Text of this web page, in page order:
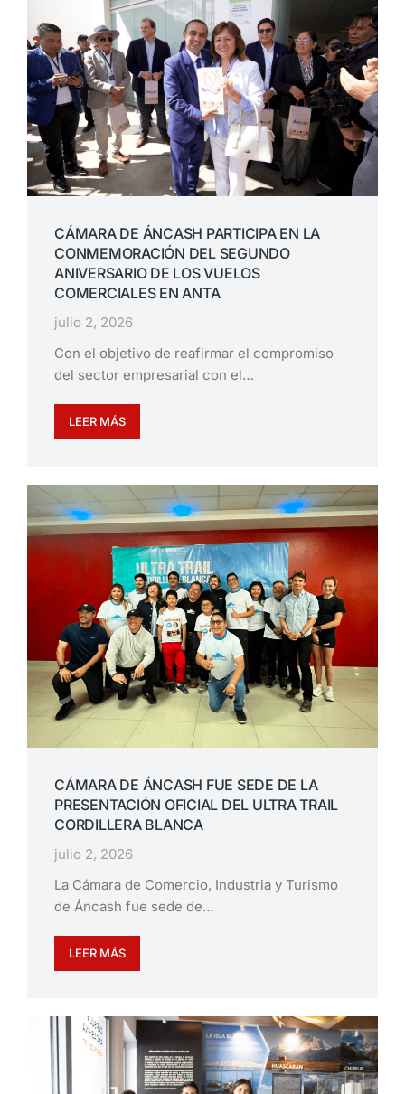
CÁMARA DE ÁNCASH PARTICIPA EN LA
CONMEMORACIÓN DEL SEGUNDO
ANIVERSARIO DE LOS VUELOS
COMERCIALES EN ANTA
julio 2, 2026
Con el objetivo de reafirmar el compromiso
del sector empresarial con el…
LEER MÁS
CÁMARA DE ÁNCASH FUE SEDE DE LA
PRESENTACIÓN OFICIAL DEL ULTRA TRAIL
CORDILLERA BLANCA
julio 2, 2026
La Cámara de Comercio, Industria y Turismo
de Áncash fue sede de…
LEER MÁS